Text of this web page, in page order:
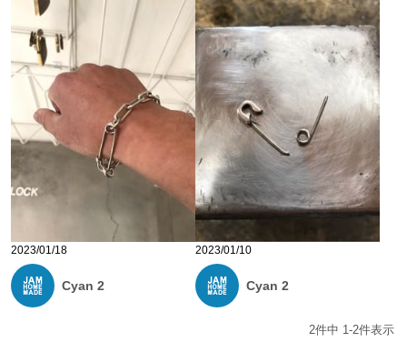
2023/01/18
Cyan 2
2023/01/10
Cyan 2
2件中 1-2件表示